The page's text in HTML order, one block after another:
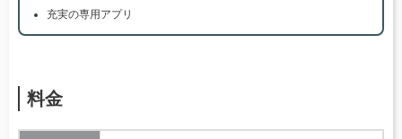
充実の専用アプリ
料金